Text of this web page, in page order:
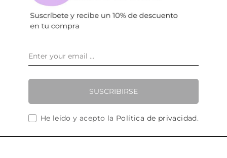
SUSCRIBIRSE
He leído y acepto la Política de privacidad.